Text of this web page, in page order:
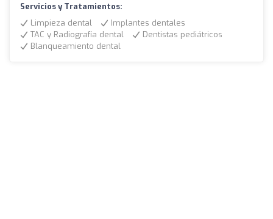
Servicios y Tratamientos:
Limpieza dental
Implantes dentales
TAC y Radiografía dental
Dentistas pediátricos
Blanqueamiento dental